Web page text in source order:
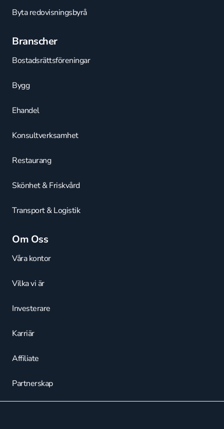
Byta redovisningsbyrå
Branscher
Bostadsrättsföreningar
Bygg
Ehandel
Konsultverksamhet
Restaurang
Skönhet & Friskvård
Transport & Logistik
Om Oss
Våra kontor
Vilka vi är
Investerare
Karriär
Affiliate
Partnerskap